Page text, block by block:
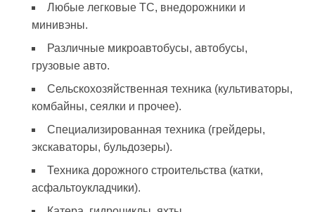
Любые легковые ТС, внедорожники и
минивэны.
Различные микроавтобусы, автобусы,
грузовые авто.
Сельскохозяйственная техника (культиваторы,
комбайны, сеялки и прочее).
Специализированная техника (грейдеры,
экскаваторы, бульдозеры).
Техника дорожного строительства (катки,
асфальтоукладчики).